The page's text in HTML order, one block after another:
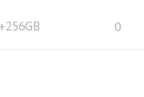
0